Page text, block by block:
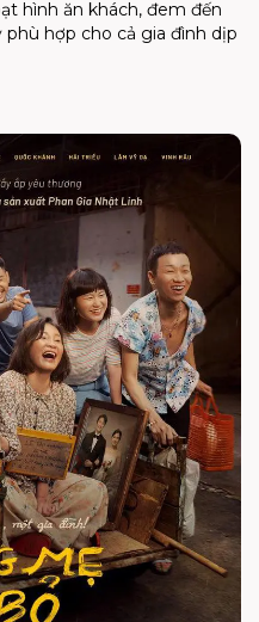
hình ăn khách, đem đến
hợp cho cả gia đình dịp